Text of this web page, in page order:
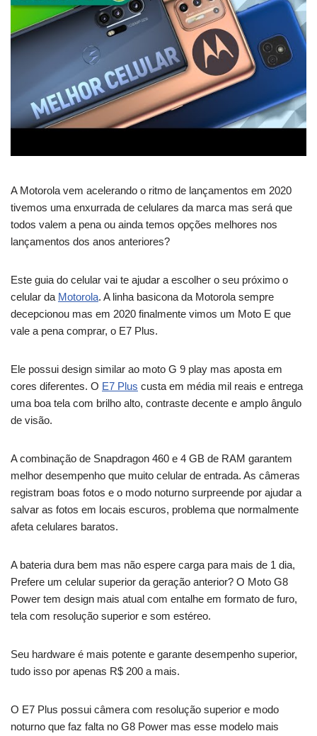
A Motorola vem acelerando o ritmo de lançamentos em 2020
tivemos uma enxurrada de celulares da marca mas será que
todos valem a pena ou ainda temos opções melhores nos
lançamentos dos anos anteriores?
Este guia do celular vai te ajudar a escolher o seu próximo o
celular da Motorola. A linha basicona da Motorola sempre
decepcionou mas em 2020 finalmente vimos um Moto E que
vale a pena comprar, o E7 Plus.
Ele possui design similar ao moto G 9 play mas aposta em
cores diferentes. O E7 Plus custa em média mil reais e entrega
uma boa tela com brilho alto, contraste decente e amplo ângulo
de visão.
A combinação de Snapdragon 460 e 4 GB de RAM garantem
melhor desempenho que muito celular de entrada. As câmeras
registram boas fotos e o modo noturno surpreende por ajudar a
salvar as fotos em locais escuros, problema que normalmente
afeta celulares baratos.
A bateria dura bem mas não espere carga para mais de 1 dia,
Prefere um celular superior da geração anterior? O Moto G8
Power tem design mais atual com entalhe em formato de furo,
tela com resolução superior e som estéreo.
Seu hardware é mais potente e garante desempenho superior,
tudo isso por apenas R$ 200 a mais.
O E7 Plus possui câmera com resolução superior e modo
noturno que faz falta no G8 Power mas esse modelo mais